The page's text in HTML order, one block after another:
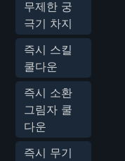
무제한 궁
극기 차지
즉시 스킬
쿨다운
즉시 소환
그림자 쿨
다운
즉시 무기